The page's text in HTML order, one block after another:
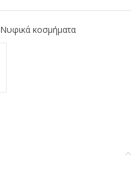
Νυφικά κοσμήματα